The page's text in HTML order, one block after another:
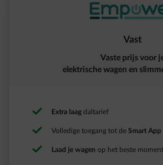
Vast
Vaste prijs voor
elektrische wagen en
Extra laag daltarief ​
Volledige toegang tot de Smart App​
Laad je wagen op het beste